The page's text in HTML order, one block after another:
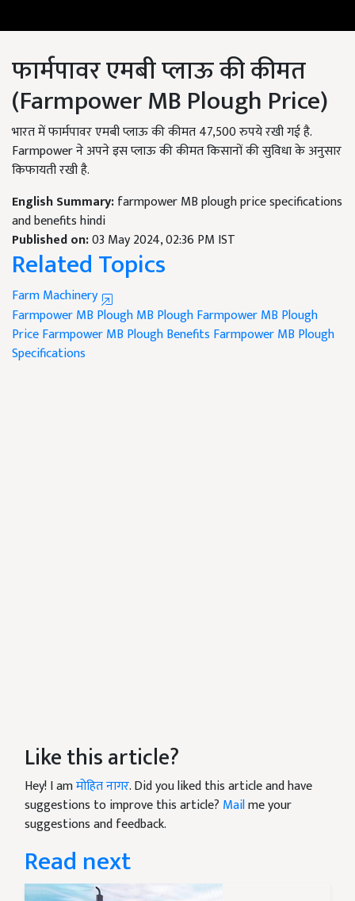
फार्मपावर एमबी प्लाऊ की कीमत
(Farmpower MB Plough Price)
भारत में फार्मपावर एमबी प्लाऊ की कीमत 47,500 रुपये रखी गई है.
Farmpower ने अपने इस प्लाऊ की कीमत किसानों की सुविधा के अनुसार
किफायती रखी है.
English Summary:farmpower MB plough price specifications
and benefits hindi
Published on:03 May 2024, 02:36 PM IST
Related Topics
Farm Machinery
Farmpower MB PloughMB PloughFarmpower MB Plough
PriceFarmpower MB Plough Benefits Farmpower MB Plough
Specifications
Like this article?
Hey! I amमोहित नागर. Did you liked this article and have
suggestions to improve this article? Mailme your
suggestions and feedback.
Read next